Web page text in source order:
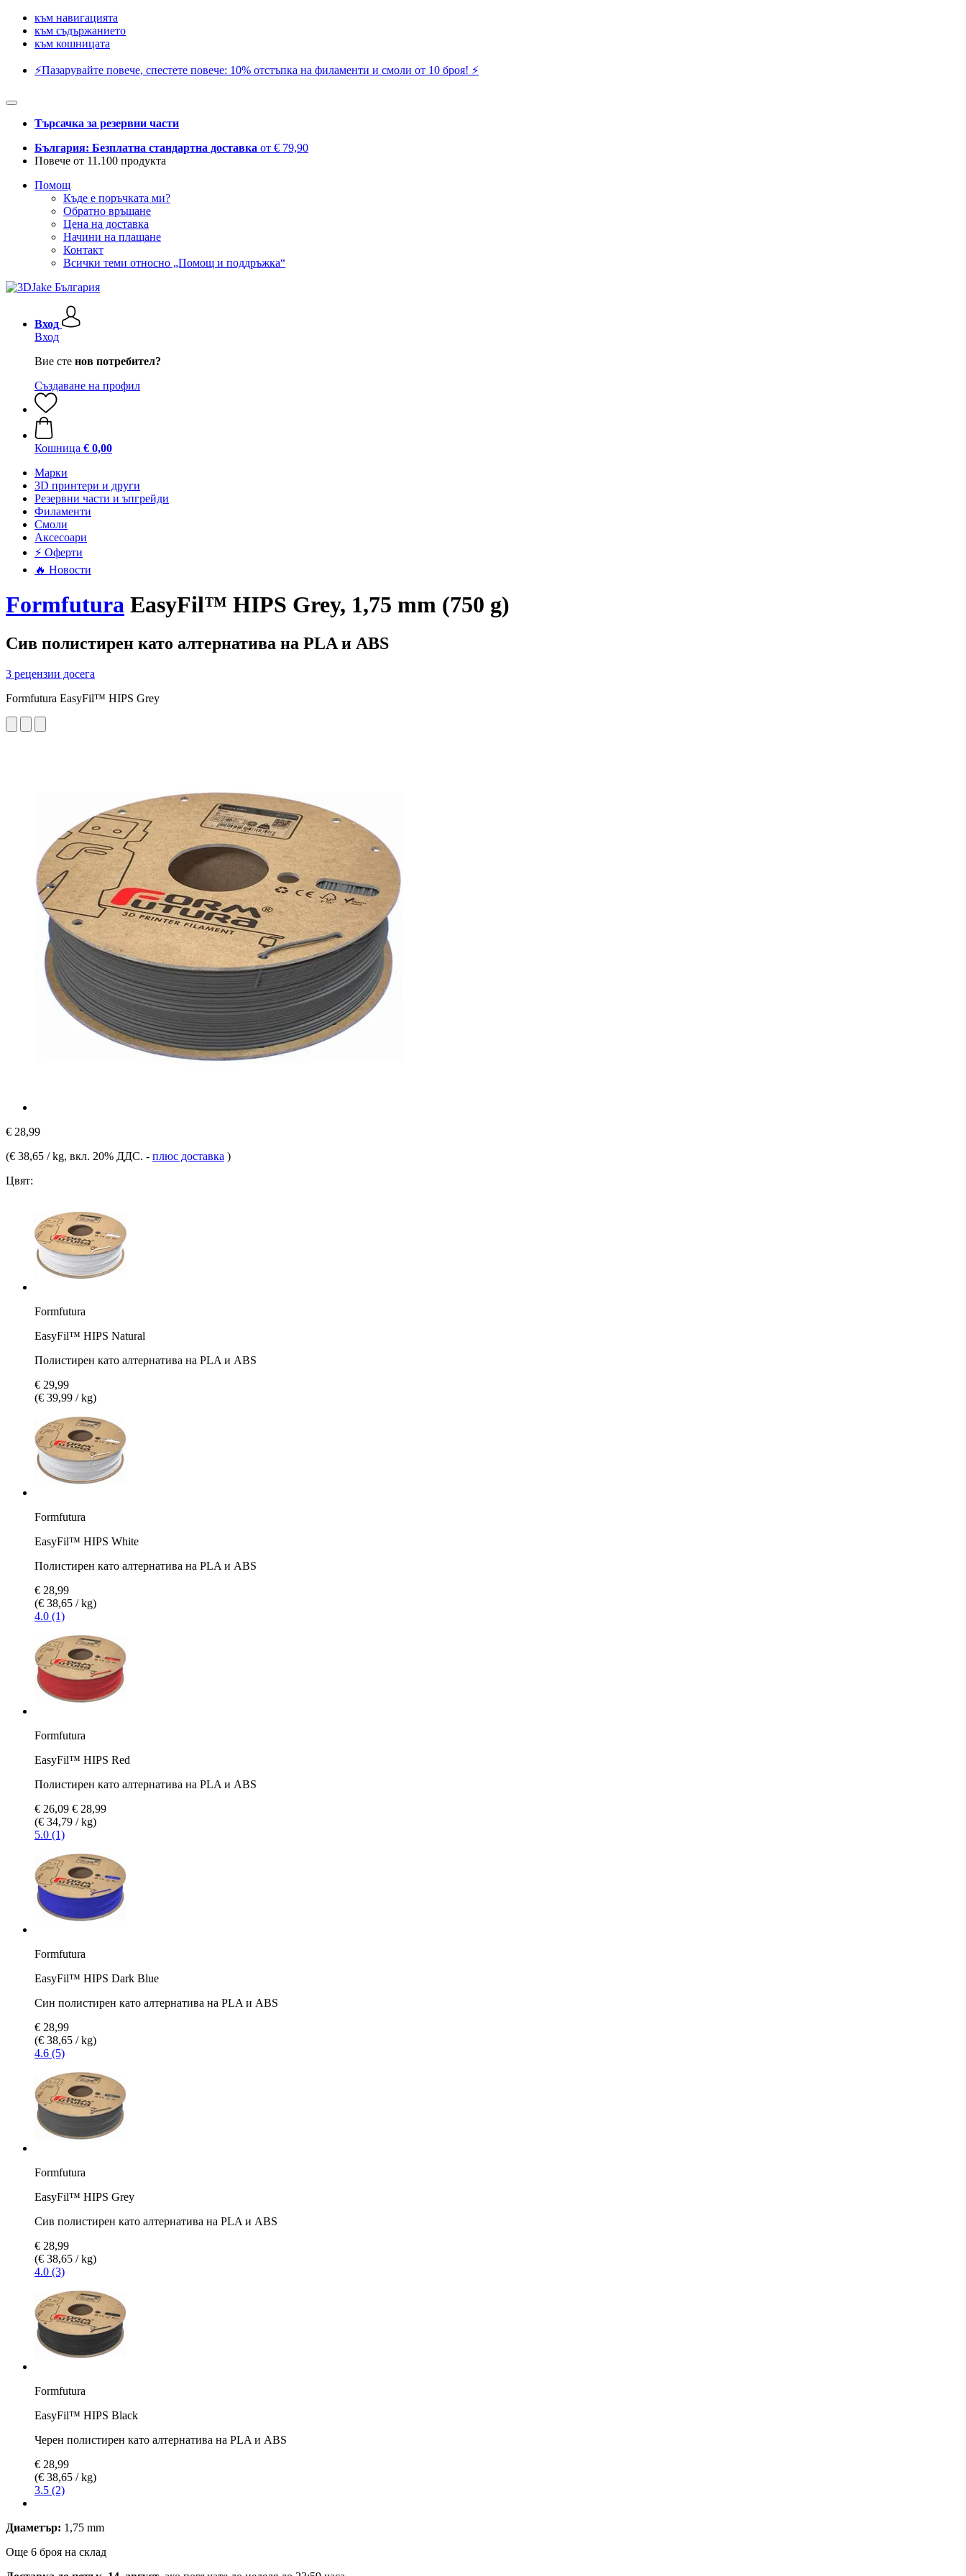
към навигацията
към съдържанието
към кошницата
⚡️Пазарувайте повече, спестете повече: 10% отстъпка на филаменти и смоли от 10 броя! ⚡️
Търсачка за резервни части
България: Безплатна стандартна доставка от € 79,90
Повече от 11.100 продукта
Помощ
Къде е поръчката ми?
Обратно връщане
Цена на доставка
Начини на плащане
Контакт
Всички теми относно „Помощ и поддръжка“
Вход
Вход
Вие сте нов потребител?
Създаване на профил
Кошница € 0,00
Mарки
3D принтери и други
Резервни части и ъпгрейди
Филаменти
Смоли
Аксесоари
⚡ Оферти
🔥 Новости
Formfutura EasyFil™ HIPS Grey, 1,75 mm (750 g)
Сив полистирен като алтернатива на PLA и ABS
3 рецензии досега
Formfutura EasyFil™ HIPS Grey
€ 28,99
(€ 38,65 / kg, вкл. 20% ДДС. - плюс доставка )
Цвят:
Formfutura
EasyFil™ HIPS Natural
Полистирен като алтернатива на PLA и ABS
€ 29,99
(€ 39,99 / kg)
Formfutura
EasyFil™ HIPS White
Полистирен като алтернатива на PLA и ABS
€ 28,99
(€ 38,65 / kg)
4.0 (1)
Formfutura
EasyFil™ HIPS Red
Полистирен като алтернатива на PLA и ABS
€ 26,09 € 28,99
(€ 34,79 / kg)
5.0 (1)
Formfutura
EasyFil™ HIPS Dark Blue
Син полистирен като алтернатива на PLA и ABS
€ 28,99
(€ 38,65 / kg)
4.6 (5)
Formfutura
EasyFil™ HIPS Grey
Сив полистирен като алтернатива на PLA и ABS
€ 28,99
(€ 38,65 / kg)
4.0 (3)
Formfutura
EasyFil™ HIPS Black
Черен полистирен като алтернатива на PLA и ABS
€ 28,99
(€ 38,65 / kg)
3.5 (2)
Диаметър: 1,75 mm
Още 6 броя на склад